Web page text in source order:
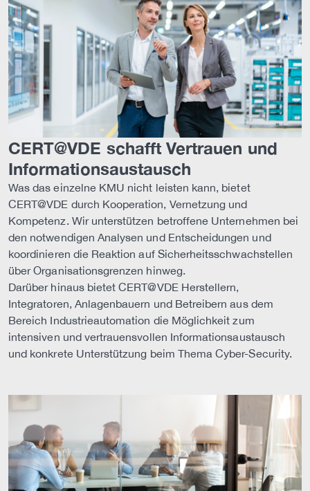
CERT@VDE schafft Vertrauen und
Informationsaustausch
Was das einzelne KMU nicht leisten kann, bietet
CERT@VDE durch Kooperation, Vernetzung und
Kompetenz. Wir unterstützen betroffene Unternehmen bei
den notwendigen Analysen und Entscheidungen und
koordinieren die Reaktion auf Sicherheitsschwachstellen
über Organisationsgrenzen hinweg.
Darüber hinaus bietet CERT@VDE Herstellern,
Integratoren, Anlagenbauern und Betreibern aus dem
Bereich Industrieautomation die Möglichkeit zum
intensiven und vertrauensvollen Informationsaustausch
und konkrete Unterstützung beim Thema Cyber-Security.